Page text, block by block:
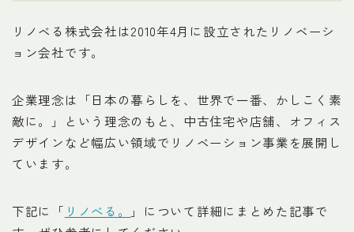
リノベる株式会社は2010年4月に設立されたリノベーシ
ョン会社です。
企業理念は「日本の暮らしを、世界で一番、かしこく素
敵に。」という理念のもと、中古住宅や店舗、オフィス
デザインなど幅広い領域でリノベーション事業を展開し
ています。
下記に「 リノべる。
」について詳細にまとめた記事で